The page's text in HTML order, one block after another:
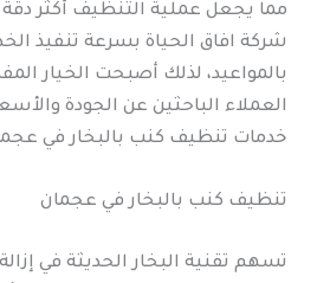
مما يجعل عملية التنظيف أكثر دقة
شركة افاق الحياة بسرعة تنفيذ
بالمواعيد، لذلك أصبحت الخيار
العملاء الباحثين عن الجودة
خدمات تنظيف كنب بالبخار في
تنظيف كنب بالبخار في عجمان
تسهم تقنية البخار الحديثة في إزالة